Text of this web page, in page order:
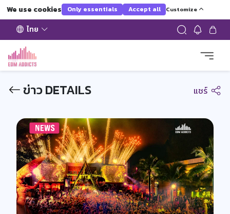
We use cookies Only essentials Accept all Customize
ไทย
ข่าว DETAILS แชร์